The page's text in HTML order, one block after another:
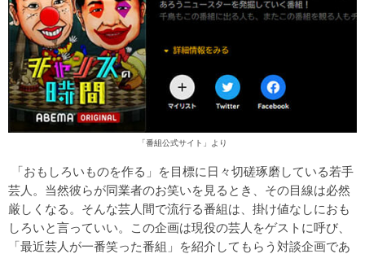
「番組公式サイト 」より
「おもしろいものを作る」を目標に日々切磋琢磨している若手
芸人。当然彼らが同業者のお笑いを見るとき、その目線は必然
厳しくなる。そんな芸人間で流行る番組は、掛け値なしにおも
しろいと言っていい。この企画は現役の芸人をゲストに呼び、
「最近芸人が一番笑った番組」を紹介してもらう対談企画であ